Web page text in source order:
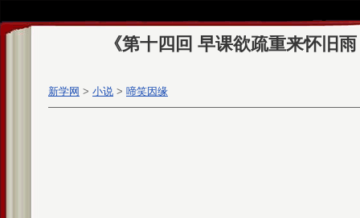
《第十四回 早课欲疏重来怀旧
新学网 > 小说 > 啼笑因缘